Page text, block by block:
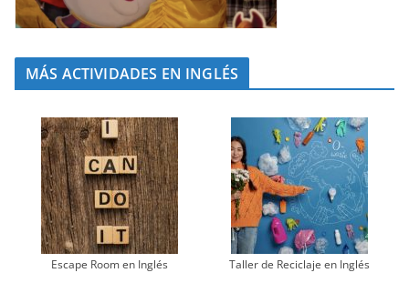
MÁS ACTIVIDADES EN INGLÉS
Escape Room en Inglés Taller de Reciclaje en Inglés